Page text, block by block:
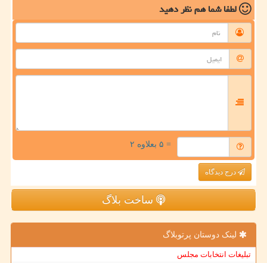
لطفا شما همنظر دهید
= ۵ بعلاوه ۲
درج دیدگاه
ساخت بلاگ
لینک دوستان پرتوبلاگ
تبلیغات انتخابات مجلس